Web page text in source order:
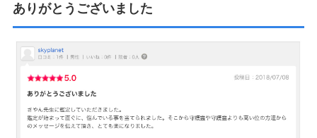
HOME
スケジュール/アクセス
ご予約/お問い合わせ
ありがとうございました